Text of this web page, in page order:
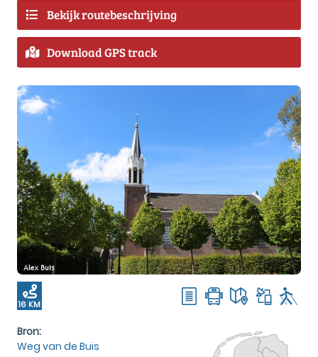
Bekijk routebeschrijving
Download GPS track
16 KM
Bron:
Weg van de Buis